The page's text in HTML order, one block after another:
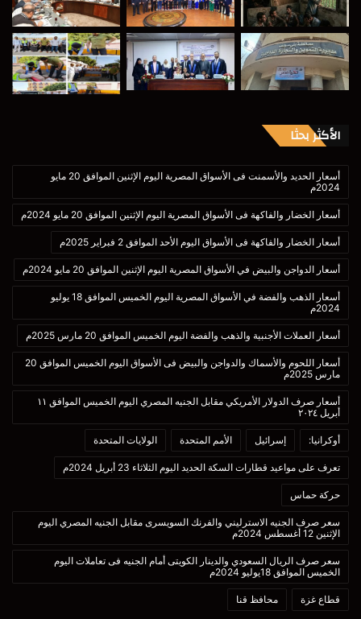
الأكثر بحثا
أسعار الحديد والأسمنت فى الأسواق المصرية اليوم الإثنين الموافق 20 مايو
2024م
أسعار الخضار والفاكهة فى الأسواق المصرية اليوم الإثنين الموافق 20 مايو 2024م
أسعار الخضار والفاكهة فى الأسواق اليوم الأحد الموافق 2 فبراير 2025م
أسعار الدواجن والبيض في الأسواق المصرية اليوم الإثنين الموافق 20 مايو 2024م
أسعار الذهب والفضة في الأسواق المصرية اليوم الخميس الموافق 18 يوليو
2024م
أسعار العملات الأجنبية والذهب والفضة اليوم الخميس الموافق 20 مارس 2025م
أسعار اللحوم والأسماك والدواجن والبيض فى الأسواق اليوم الخميس الموافق 20
مارس 2025م
أسعار صرف الدولار الأمريكي مقابل الجنيه المصري اليوم الخميس الموافق ١١
أبريل ٢٠٢٤
أوكرانيا: إسرائيل الأمم المتحدة الولايات المتحدة
تعرف على مواعيد قطارات السكة الحديد اليوم الثلاثاء 23 أبريل 2024م
حركة حماس
سعر صرف الجنيه الاسترليني والفرنك السويسرى مقابل الجنيه المصري اليوم
الإثنين 12 أغسطس 2024م
سعر صرف الريال السعودي والدينار الكويتى أمام الجنيه فى تعاملات اليوم
الخميس الموافق 18يوليو 2024م
قطاع غزة محافظ قنا